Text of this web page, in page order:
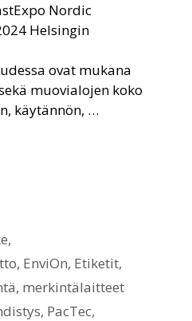
Nordic
Helsingin
ovat mukana
muovialojen koko
käytännön, …
,
, EnviOn, Etiketit,
, merkintälaitteet
, PacTec,